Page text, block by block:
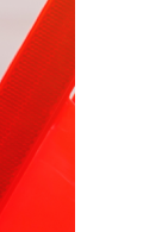
きま